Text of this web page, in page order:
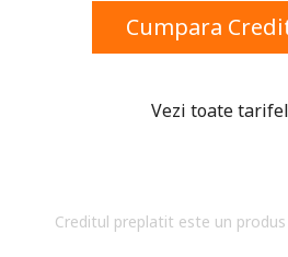
Prin
Cumpara
Vezi toate
Creditul preplatit este un